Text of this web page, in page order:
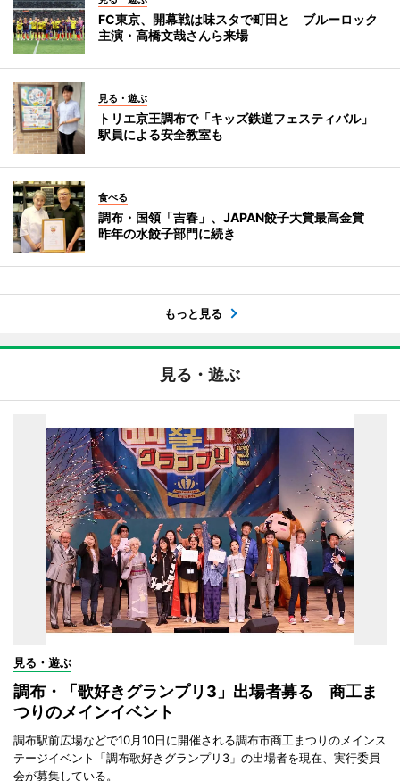
FC東京、開幕戦は味スタで町田と ブルーロック
主演・高橋文哉さんら来場
見る・遊ぶ
トリエ京王調布で「キッズ鉄道フェスティバル」
駅員による安全教室も
食べる
調布・国領「吉春」、JAPAN餃子大賞最高金賞
昨年の水餃子部門に続き
もっと見る
見る・遊ぶ
見る・遊ぶ
調布・「歌好きグランプリ3」出場者募る 商工ま
つりのメインイベント
調布駅前広場などで10月10日に開催される調布市商工まつりのメインス
テージイベント「調布歌好きグランプリ3」の出場者を現在、実行委員
会が募集している。